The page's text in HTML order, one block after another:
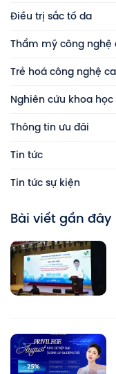
Điều trị sắc tố da
Thẩm mỹ công nghệ
Trẻ hoá công nghệ
Nghiên cứu khoa học
Thông tin ưu đãi
Tin tức
Tin tức sự kiện
Bài viết gần đây